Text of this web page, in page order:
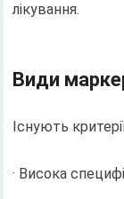
лікування.
Види
Існують
· Висока